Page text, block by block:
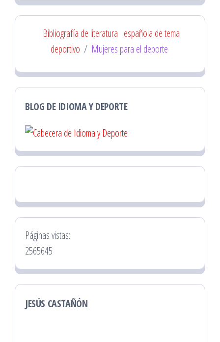
Bibliografía de literatura española de tema
deportivo / Mujeres para el deporte
BLOG DE IDIOMA Y DEPORTE
Páginas vistas:
2565645
JESÚS CASTAÑÓN